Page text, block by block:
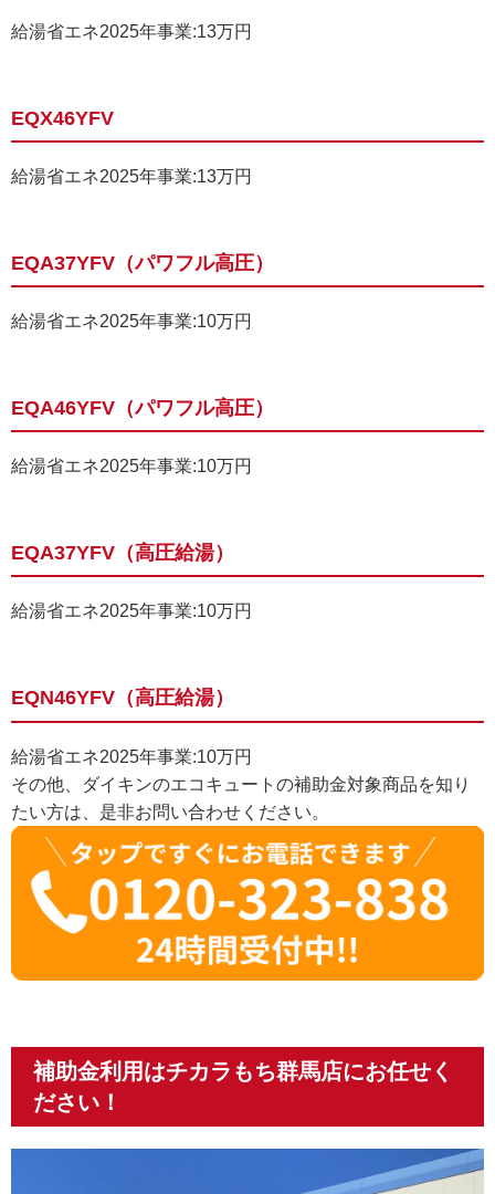
給湯省エネ2025年事業:13万円
EQX46YFV
給湯省エネ2025年事業:13万円
EQA37YFV（パワフル高圧）
給湯省エネ2025年事業:10万円
EQA46YFV（パワフル高圧）
給湯省エネ2025年事業:10万円
EQA37YFV（高圧給湯）
給湯省エネ2025年事業:10万円
EQN46YFV（高圧給湯）
給湯省エネ2025年事業:10万円
その他、ダイキンのエコキュートの補助金対象商品を知り
たい方は、是非お問い合わせください。
補助金利用はチカラもち群馬店にお任せく
ださい！